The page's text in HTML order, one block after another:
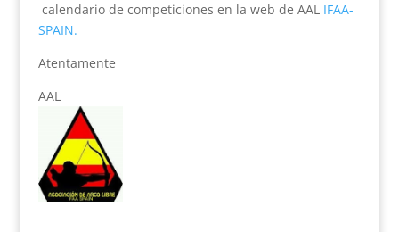
calendario de competiciones en la web de AALIFAA-
SPAIN.
Atentamente
AAL